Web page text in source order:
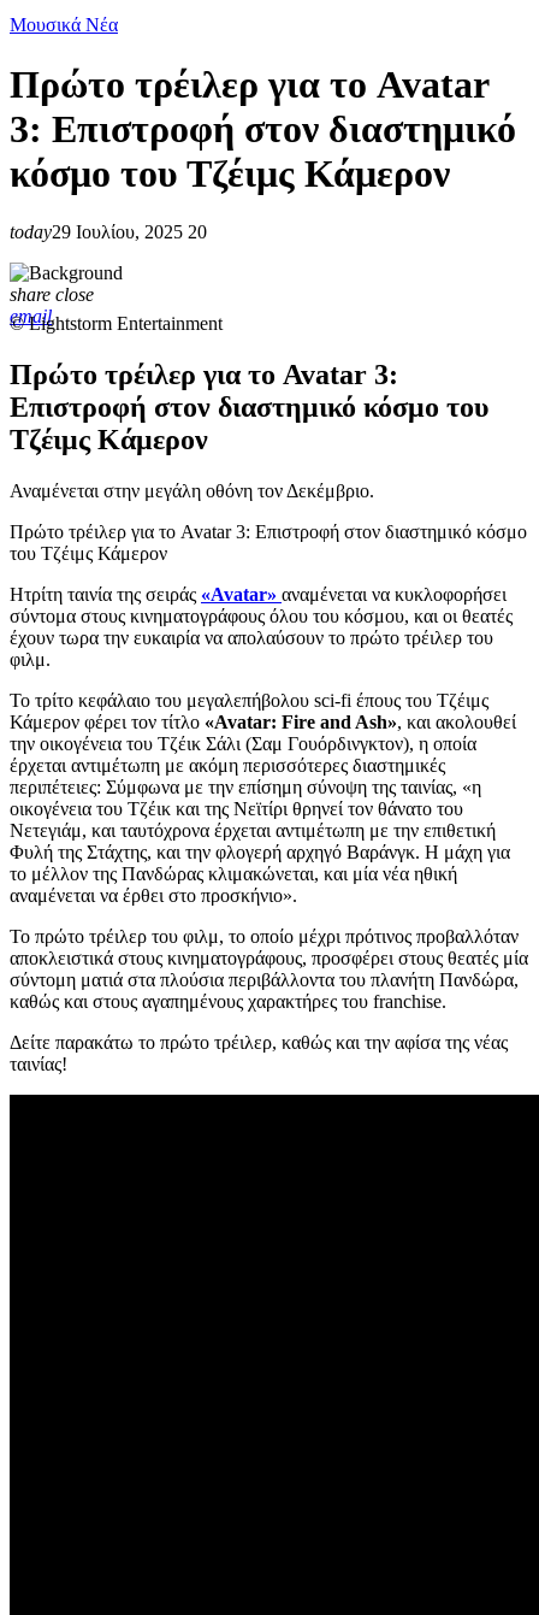
Μουσικά Νέα
Πρώτο τρέιλερ για το Avatar
3: Επιστροφή στον διαστημικό
κόσμο του Τζέιμς Κάμερον
today29 Ιουλίου, 2025 20
share close
email
© Lightstorm Entertainment
Πρώτο τρέιλερ για το Avatar 3:
Επιστροφή στον διαστημικό κόσμο του
Τζέιμς Κάμερον
Αναμένεται στην μεγάλη οθόνη τον Δεκέμβριο.
Πρώτο τρέιλερ για το Avatar 3: Επιστροφή στον διαστημικό κόσμο
του Τζέιμς Κάμερον
Ητρίτη ταινία της σειράς «Avatar» αναμένεται να κυκλοφορήσει
σύντομα στους κινηματογράφους όλου του κόσμου, και οι θεατές
έχουν τωρα την ευκαιρία να απολαύσουν το πρώτο τρέιλερ του
φιλμ.
Το τρίτο κεφάλαιο του μεγαλεπήβολου sci-fi έπους του Τζέιμς
Κάμερον φέρει τον τίτλο «Avatar: Fire and Ash», και ακολουθεί
την οικογένεια του Τζέικ Σάλι (Σαμ Γουόρδινγκτον), η οποία
έρχεται αντιμέτωπη με ακόμη περισσότερες διαστημικές
περιπέτειες: Σύμφωνα με την επίσημη σύνοψη της ταινίας, «η
οικογένεια του Τζέικ και της Νεϊτίρι θρηνεί τον θάνατο του
Νετεγιάμ, και ταυτόχρονα έρχεται αντιμέτωπη με την επιθετική
Φυλή της Στάχτης, και την φλογερή αρχηγό Βαράνγκ. Η μάχη για
το μέλλον της Πανδώρας κλιμακώνεται, και μία νέα ηθική
αναμένεται να έρθει στο προσκήνιο».
Το πρώτο τρέιλερ του φιλμ, το οποίο μέχρι πρότινος προβαλλόταν
αποκλειστικά στους κινηματογράφους, προσφέρει στους θεατές μία
σύντομη ματιά στα πλούσια περιβάλλοντα του πλανήτη Πανδώρα,
καθώς και στους αγαπημένους χαρακτήρες του franchise.
Δείτε παρακάτω το πρώτο τρέιλερ, καθώς και την αφίσα της νέας
ταινίας!